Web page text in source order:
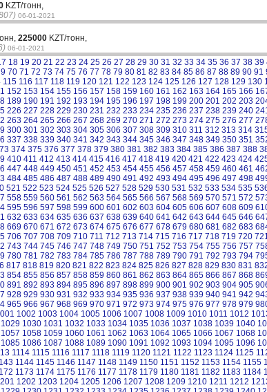
KZT/тонн,
06-01-2021
225000 KZT/тонн,
06-01-2021
18 19 20 21 22 23 24 25 26 27 28 29 30 31 32 33 34 35 36 37 38 39
70 71 72 73 74 75 76 77 78 79 80 81 82 83 84 85 86 87 88 89 90 91
115 116 117 118 119 120 121 122 123 124 125 126 127 128 129 130
152 153 154 155 156 157 158 159 160 161 162 163 164 165 166
189 190 191 192 193 194 195 196 197 198 199 200 201 202 203
226 227 228 229 230 231 232 233 234 235 236 237 238 239 240
263 264 265 266 267 268 269 270 271 272 273 274 275 276 277
300 301 302 303 304 305 306 307 308 309 310 311 312 313 314
337 338 339 340 341 342 343 344 345 346 347 348 349 350 351
374 375 376 377 378 379 380 381 382 383 384 385 386 387 388
410 411 412 413 414 415 416 417 418 419 420 421 422 423 424
447 448 449 450 451 452 453 454 455 456 457 458 459 460 461
484 485 486 487 488 489 490 491 492 493 494 495 496 497 498
521 522 523 524 525 526 527 528 529 530 531 532 533 534 535
558 559 560 561 562 563 564 565 566 567 568 569 570 571 572
595 596 597 598 599 600 601 602 603 604 605 606 607 608 609
632 633 634 635 636 637 638 639 640 641 642 643 644 645 646
669 670 671 672 673 674 675 676 677 678 679 680 681 682 683
706 707 708 709 710 711 712 713 714 715 716 717 718 719 720
743 744 745 746 747 748 749 750 751 752 753 754 755 756 757
780 781 782 783 784 785 786 787 788 789 790 791 792 793 794
817 818 819 820 821 822 823 824 825 826 827 828 829 830 831
854 855 856 857 858 859 860 861 862 863 864 865 866 867 868
891 892 893 894 895 896 897 898 899 900 901 902 903 904 905
928 929 930 931 932 933 934 935 936 937 938 939 940 941 942
965 966 967 968 969 970 971 972 973 974 975 976 977 978 979
1002 1003 1004 1005 1006 1007 1008 1009 1010 1011 1012
1029 1030 1031 1032 1033 1034 1035 1036 1037 1038 1039 1040
1057 1058 1059 1060 1061 1062 1063 1064 1065 1066 1067 1068
1085 1086 1087 1088 1089 1090 1091 1092 1093 1094 1095 1096
1114 1115 1116 1117 1118 1119 1120 1121 1122 1123 1124 1125
1144 1145 1146 1147 1148 1149 1150 1151 1152 1153 1154 1155
1173 1174 1175 1176 1177 1178 1179 1180 1181 1182 1183 1184
1202 1203 1204 1205 1206 1207 1208 1209 1210 1211 1212